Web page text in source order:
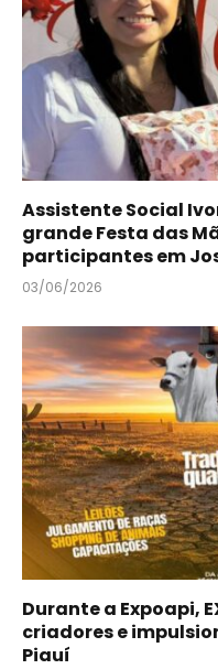
Assistente Social
grande Festa das
participantes em
03/06/2026
Durante a Expoapi,
criadores e
Piauí